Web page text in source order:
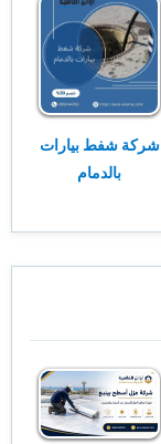
شركة شفط بيارات
بالدمام